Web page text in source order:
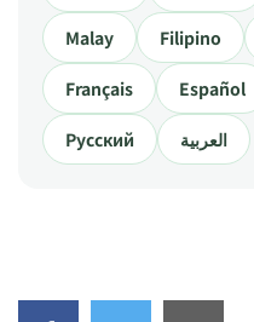
Malay Filipino
Français Español
Русский العربية